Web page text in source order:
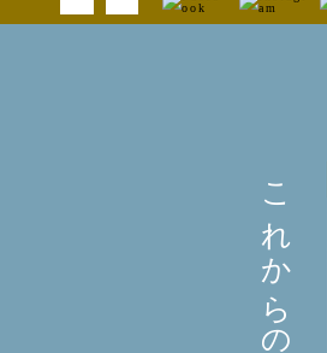
これからの予定